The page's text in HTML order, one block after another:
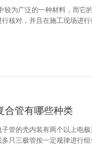
较为广泛的一种材料，而它
核对，并且在施工现场进
合管有哪些种类
管的壳内装有两个以上电
只三极管按一定规律进行